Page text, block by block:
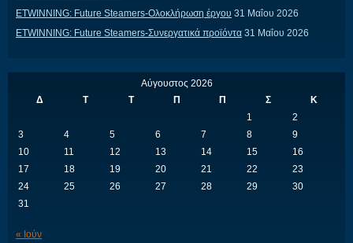
ETWINNING: Future Steamers-Ολοκλήρωση έργου 31 Μαΐου 2026
ETWINNING: Future Steamers-Συνεργατικά προϊόντα 31 Μαΐου 2026
Αύγουστος 2026
Δ
Τ Τ Π Π Σ
Κ
1
2
3
4 5 6 7 8
9
10
11 12 13 14 15
16
17
18 19 20 21 22
23
24
25 26 27 28 29
30
31
« Ιούν